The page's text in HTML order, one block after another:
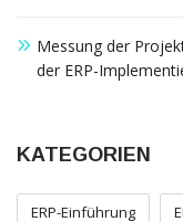
Messung der
der ERP-
KATEGORIEN
ERP-Einführung